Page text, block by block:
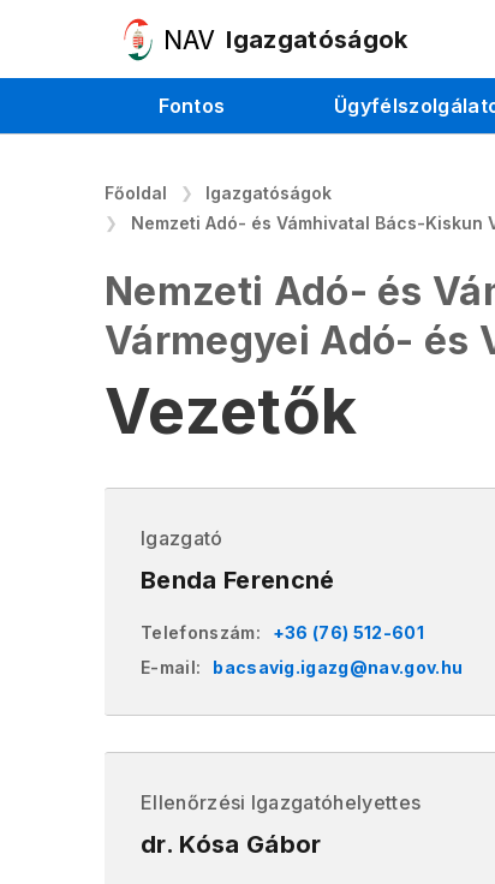
Igazgatóságok
Fontos
Főoldal
Igazgatóságok
Nemzeti Adó- és Vámhivatal Bács-Kiskun
Nemzeti Adó- és
Vármegyei Adó- és
Vezetők
Igazgató
Benda Ferencné
Telefonszám:
+36 (76) 512-601
E-mail:
bacsavig.igazg@nav.gov.hu
Ellenőrzési Igazgatóhelyettes
dr. Kósa Gábor